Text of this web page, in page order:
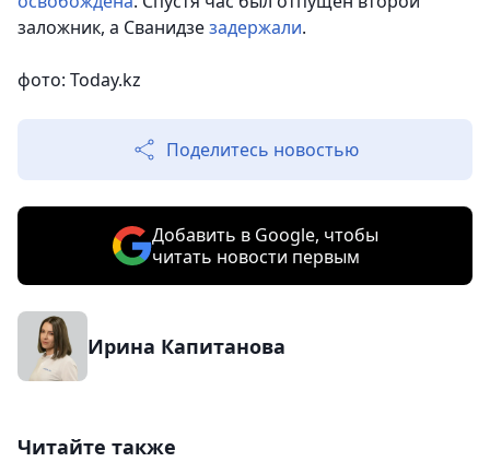
заложник, а Сванидзезадержали.
фото: Today.kz
Поделитесь новостью
Добавить в Google, чтобы
читать новости первым
Ирина Капитанова
Читайте также